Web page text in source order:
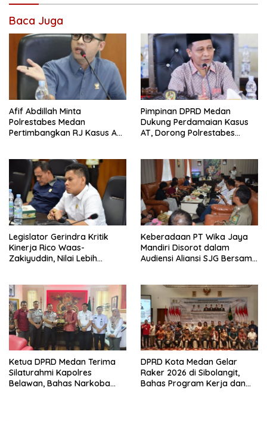
Baca Juga
Afif Abdillah Minta
Polrestabes Medan
Pertimbangkan RJ Kasus AT
Pimpinan DPRD Medan
Dukung Perdamaian Kasus
AT, Dorong Polrestabes
Legislator Gerindra Kritik
Kinerja Rico Waas-
Zakiyuddin, Nilai Lebih
Keluhan Warga
Keberadaan PT Wika Jaya
Mandiri Disorot dalam
Audiensi Aliansi SJG Bersama
Ketua DPRD Medan Terima
Silaturahmi Kapolres
Belawan, Bahas Narkoba
DPRD Kota Medan Gelar
Raker 2026 di Sibolangit,
Bahas Program Kerja dan